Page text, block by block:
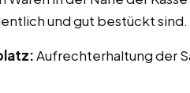
und gut bestückt sind.
Aufrechterhaltung der